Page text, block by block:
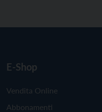
E-Shop
Vendita Online
Abbonamenti